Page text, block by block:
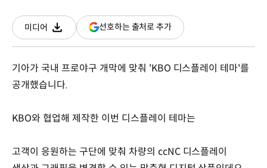
미디어
다운로드
선호하는 출처로 추가(새
창
기아가 국내 프로야구 개막에 맞춰 'KBO 디스플레이 테마'를
공개했습니다.
KBO와 협업해 제작한 이번 디스플레이 테마는
고객이 응원하는 구단에 맞춰 차량의 ccNC 디스플레이